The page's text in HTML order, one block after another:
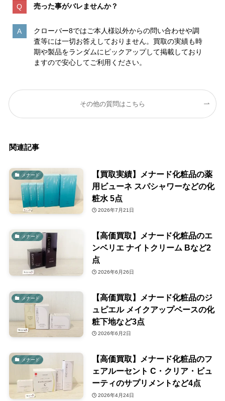
売った事がバレませんか？
クローバー8ではご本人様以外からの問い合わせや調
査等には一切お答えしておりません。買取の実績も時
期や製品をランダムにピックアップして掲載しており
ますので安心してご利用ください。
その他の質問はこちら
関連記事
メナード
【買取実績】メナード化粧品の薬
用ビューネ スパシャワーなどの化
粧水 5点
2026年7月21日
メナード
【高価買取】メナード化粧品のエ
ンベリエ ナイトクリーム Bなど2
点
2026年6月26日
メナード
【高価買取】メナード化粧品のジ
ュピエル メイクアップベースの化
粧下地など3点
2026年6月2日
メナード
【高価買取】メナード化粧品のフ
ェアルーセント C・クリア・ビュ
ーティのサプリメントなど4点
2026年4月24日